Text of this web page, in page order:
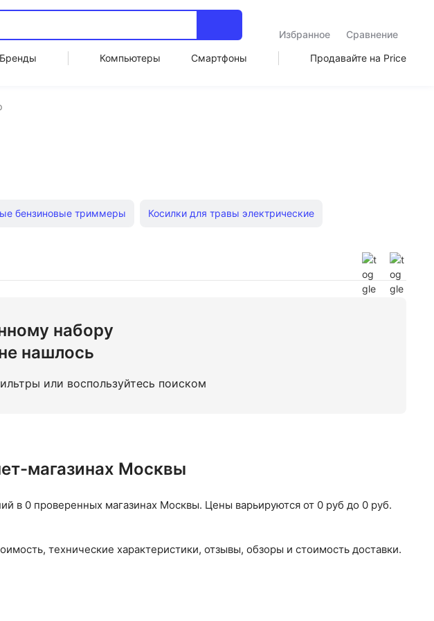
Избранное
Сравнение
Бренды Компьютеры Смартфоны Продавайте на Price
бензиновые триммеры Косилки для травы электрические
Зубр Бензокосы Stihl Аккумуляторные триммеры Greenworks
набору
нашлось
или воспользуйтесь поиском
магазинах Москвы
в 0 проверенных магазинах Москвы. Цены варьируются от 0 руб до 0 руб.
технические характеристики, отзывы, обзоры и стоимость доставки.